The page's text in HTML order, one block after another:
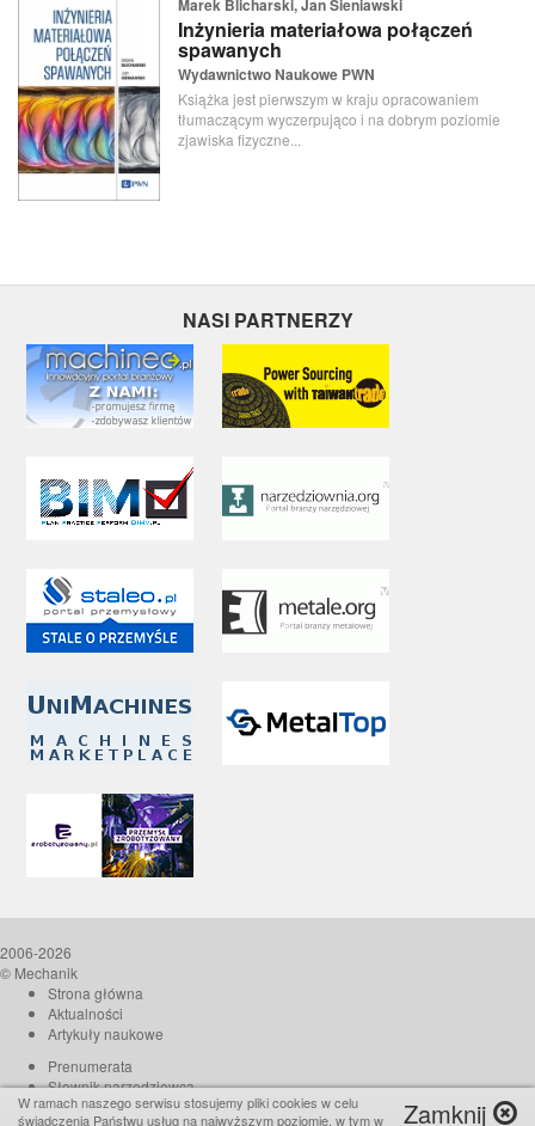
Marek Blicharski, Jan Sieniawski
Inżynieria materiałowa połączeń
spawanych
Wydawnictwo Naukowe PWN
Książka jest pierwszym w kraju opracowaniem
tłumaczącym wyczerpująco i na dobrym poziomie
zjawiska fizyczne...
NASI PARTNERZY
2006-2026
© Mechanik
Strona główna
Aktualności
Artykuły naukowe
Prenumerata
Słownik narzędziowca
O czasopiśmie
Zamknij
W ramach naszego serwisu stosujemy pliki cookies w celu
świadczenia Państwu usług na najwyższym poziomie, w tym w